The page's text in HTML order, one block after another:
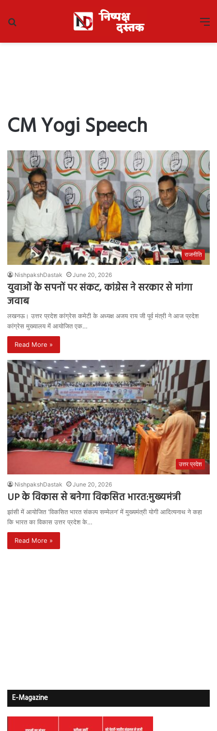
CM Yogi Speech
राजनीति
NishpakshDastak June 20, 2026
युवाओं के सपनों पर संकट, कांग्रेस ने सरकार से मांगा
जवाब
लखनऊ। उत्तर प्रदेश कांग्रेस कमेटी के अध्यक्ष अजय राय जी पूर्व मंत्री ने आज प्रदेश
कांग्रेस मुख्यालय में आयोजित एक…
Read More »
उत्तर प्रदेश
NishpakshDastak June 20, 2026
UP के विकास से बनेगा विकसित भारत:मुख्यमंत्री
झांसी में आयोजित ‘विकसित भारत संकल्प सम्मेलन’ में मुख्यमंत्री योगी आदित्यनाथ ने कहा
कि भारत का विकास उत्तर प्रदेश के…
Read More »
E-Magazine